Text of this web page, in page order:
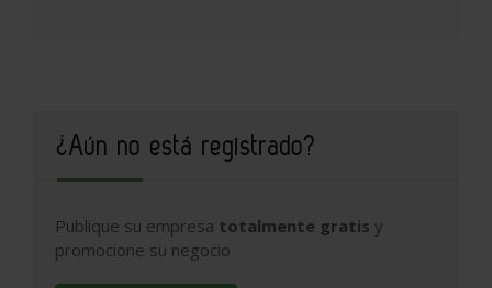
¿Aún no está registrado?
Publique su empresa totalmente gratis y
promocione su negocio